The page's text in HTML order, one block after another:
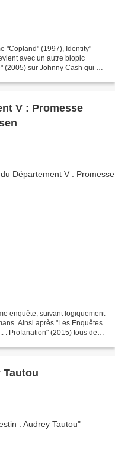
"Copland" (1997), Identity"
avec un autre biopic
sur Johnny Cash qui est
V : Promesse
enquête, suivant logiquement
Ainsi après "Les Enquêtes
Profanation" (2015) tous deux